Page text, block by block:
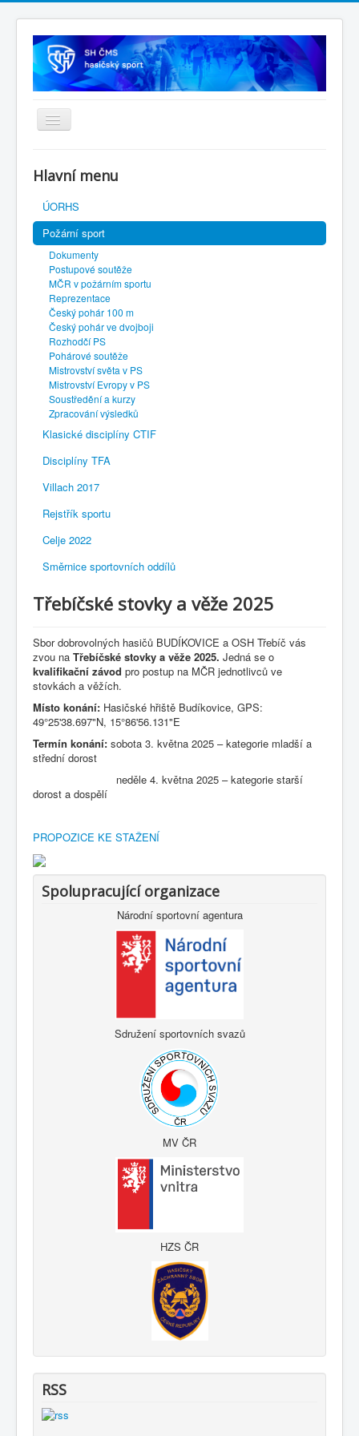
SH ČMS
Hlavní menu
ÚORHS
Požární sport
Dokumenty
Postupové soutěže
MČR v požárním sportu
Reprezentace
Český pohár 100 m
Český pohár ve dvojboji
Rozhodčí PS
Pohárové soutěže
Mistrovství světa v PS
Mistrovství Evropy v PS
Soustředění a kurzy
Zpracování výsledků
Klasické disciplíny CTIF
Disciplíny TFA
Villach 2017
Rejstřík sportu
Celje 2022
Směrnice sportovních oddílů
Třebíčské stovky a věže 2025
Sbor dobrovolných hasičů BUDÍKOVICE a OSH Třebíč vás
zvou na Třebíčské stovky a věže 2025. Jedná se o
kvalifikační závod pro postup na MČR jednotlivců ve
stovkách a věžích.
Místo konání: Hasičské hřiště Budíkovice, GPS:
49°25'38.697"N, 15°86'56.131"E
Termín konání: sobota 3. května 2025 – kategorie mladší a
střední dorost
neděle 4. května 2025 – kategorie starší
dorost a dospělí
PROPOZICE KE STAŽENÍ
Spolupracující organizace
Národní sportovní agentura
Sdružení sportovních svazů
MV ČR
HZS ČR
RSS